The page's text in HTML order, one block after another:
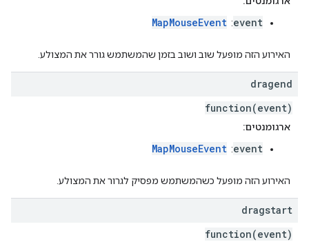
event
:
MapMouseEvent
האירוע הזה מופעל שוב ושוב בזמן שהמשתמש גורר את המצולע.
dragend
function(event)
ארגומנטים:
event
:
MapMouseEvent
האירוע הזה מופעל כשהמשתמש מפסיק לגרור את המצולע.
dragstart
function(event)